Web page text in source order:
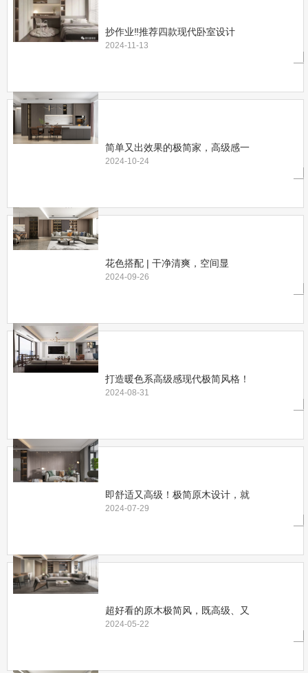
抄作业‼️推荐四款现代卧室设计
2024-11-13
简单又出效果的极简家，高级感一
2024-10-24
花色搭配 | 干净清爽，空间显
2024-09-26
打造暖色系高级感现代极简风格！
2024-08-31
即舒适又高级！极简原木设计，就
2024-07-29
超好看的原木极简风，既高级、又
2024-05-22